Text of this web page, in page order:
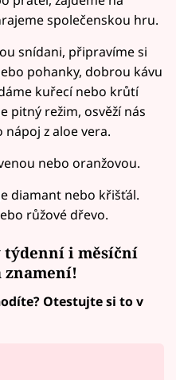
společenskou hru.
snídani, připravíme si
pohanky, dobrou kávu
kuřecí nebo krůtí
pitný režim, osvěží nás
nápoj z aloe vera.
nebo oranžovou.
diamant nebo křišťál.
růžové dřevo.
týdenní i měsíční
znamení!
Otestujte si to v